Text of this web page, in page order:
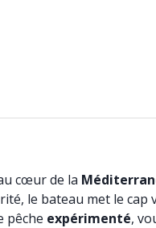
cœur de la
le bateau met le cap
pêche expérimenté,